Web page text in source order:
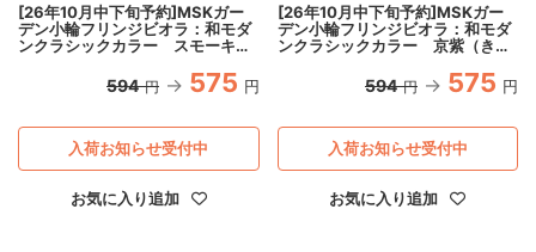
[26年10月中下旬予約]MSKガー
デン小輪フリンジビオラ：和モダ
ンクラシックカラー スモーキー
594 円 575 円
お気に入り追加
入荷お知らせ受付中
[26年10月中下旬予約]MSKガー
デン小輪フリンジビオラ：和モダ
ンクラシックカラー 京紫（きょ
594 円 575 円
お気に入り追加
入荷お知らせ受付中